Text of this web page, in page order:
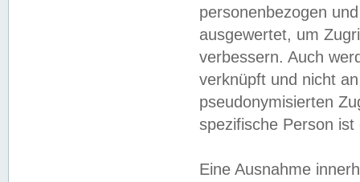
personenbezogen
ausgewertet, um
verbessern. Auch
verknüpft und nicht
pseudonymisierten
spezifische Person
Eine Ausnahme